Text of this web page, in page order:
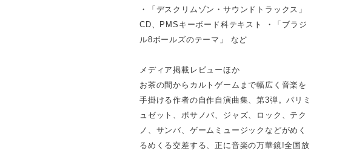
・「デスクリムゾン・サウンドトラックス」
CD、PMSキーボード科テキスト ・「ブラジ
ル8ボールズのテーマ」 など
メディア掲載レビューほか
お茶の間からカルトゲームまで幅広く音楽を
手掛ける作者の自作自演曲集、第3弾。パリミ
ュゼット、ボサノバ、ジャズ、ロック、テク
ノ、サンバ、ゲームミュージックなどがめく
るめくる交差する、正に音楽の万華鏡!全国放